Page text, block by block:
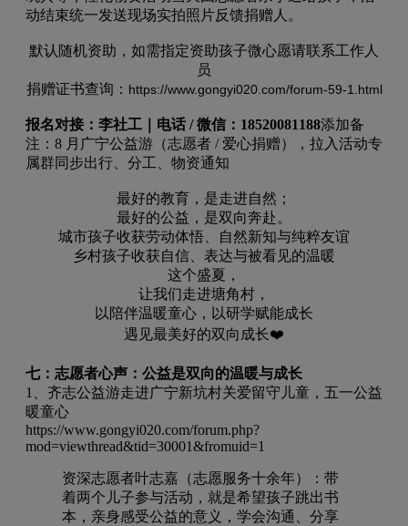
动结束统一发送现场实拍照片反馈捐赠人。
默认随机资助，如需指定资助孩子微心愿请联系工作人
员
捐赠证书查询： https://www.gongyi020.com/forum-59-1.html
报名对接：李社工｜电话 / 微信：18520081188添加备
注：8 月广宁公益游（志愿者 / 爱心捐赠），拉入活动专
属群同步出行、分工、物资通知
最好的教育，是走进自然；
最好的公益，是双向奔赴。
城市孩子收获劳动体悟、自然新知与纯粹友谊
乡村孩子收获自信、表达与被看见的温暖
这个盛夏，
让我们走进塘角村，
以陪伴温暖童心，以研学赋能成长
遇见最美好的双向成长❤️
七：志愿者心声：公益是双向的温暖与成长
1、齐志公益游走进广宁新坑村关爱留守儿童，五一公益
暖童心
https://www.gongyi020.com/forum.php?
mod=viewthread&tid=30001&fromuid=1
资深志愿者叶志嘉（志愿服务十余年）：带
着两个儿子参与活动，就是希望孩子跳出书
本，亲身感受公益的意义，学会沟通、分享